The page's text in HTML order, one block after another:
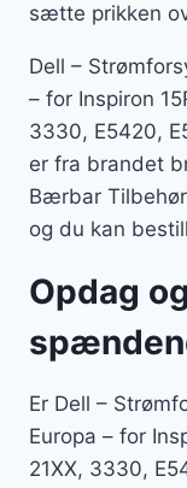
sætte prikken
Dell –
– for Inspiron
3330, E5420,
er fra brandet
Bærbar
og du kan
Opdag
Er Dell –
Europa – for
21XX, 3330,